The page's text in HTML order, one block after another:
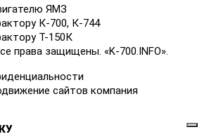
ЯМЗ
К-700, К-744
Т-150К
права защищены. «K-700.INFO».
сайтов компания